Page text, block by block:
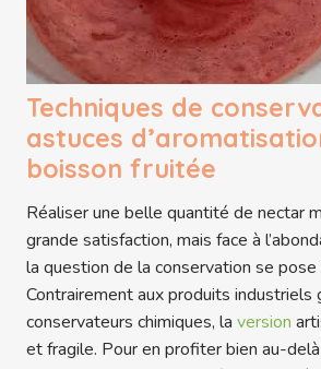
Techniques de
astuces
boisson fruitée
Réaliser une belle quantité de nectar
grande satisfaction, mais face à
la question de la conservation se
Contrairement aux produits industriels
conservateurs chimiques, la version
et fragile. Pour en profiter bien au-